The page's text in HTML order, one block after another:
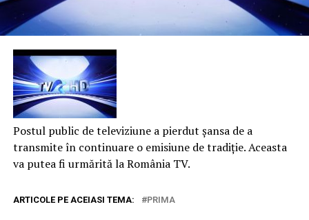
Postul public de televiziune a pierdut şansa de a
transmite în continuare o emisiune de tradiţie. Aceasta
va putea fi urmărită la România TV.
ARTICOLE PE ACEIASI TEMA: PRIMA